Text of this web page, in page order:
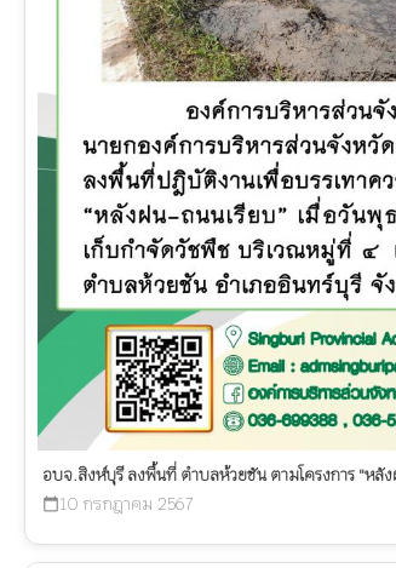
อบจ.สิงห์บุรี ลงพื้นที่ ตำบลห้วยชัน ตามโครงการ "หลั
calendar_today 10 กรกฎาคม 2567